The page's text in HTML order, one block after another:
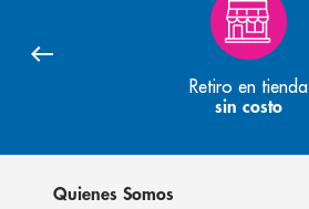
Retiro en tienda
sin costo
Quienes Somos